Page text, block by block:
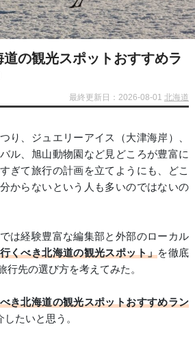
の観光スポットおすすめラ
最終更新日：2026-08-01北海道
り、ジュエリーアイス（大津海岸）、
ル、旭山動物園など見どころが豊富に
ぎて旅行の計画を立てようにも、どこ
からないという人も多いのではないの
は経験豊富な編集部と外部のローカル
くべき北海道の観光スポット」を徹底
行先の選び方を考えてみた。
き北海道の観光スポットおすすめラン
したいと思う。